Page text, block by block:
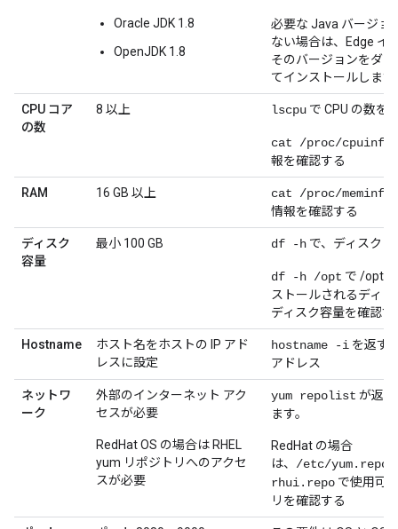
Oracle JDK 1.8
OpenJDK 1.8
必要な Java バージョ
ない場合は、Edge イ
そのバージョンをダ
てインストールします
CPU コア
の数
8 以上 lscpu で CPU の数を
cat /proc/cpuinfo
報を確認する
RAM 16 GB 以上 cat /proc/meminfo
情報を確認する
ディスク
容量
最小 100 GB df -h で、ディスク
df -h /opt で /opt（
ストールされるディ
ディスク容量を確認す
Hostname
ホスト名をホストの IP アド
レスに設定
hostname -i を返す
アドレス
ネットワ
ーク
外部のインターネット アク
セスが必要
RedHat OS の場合は RHEL
yum リポジトリへのアクセ
スが必要
yum repolist が返
ます。
RedHat の場合
は、 /etc/
rhui.repo で使用可
リを確認する